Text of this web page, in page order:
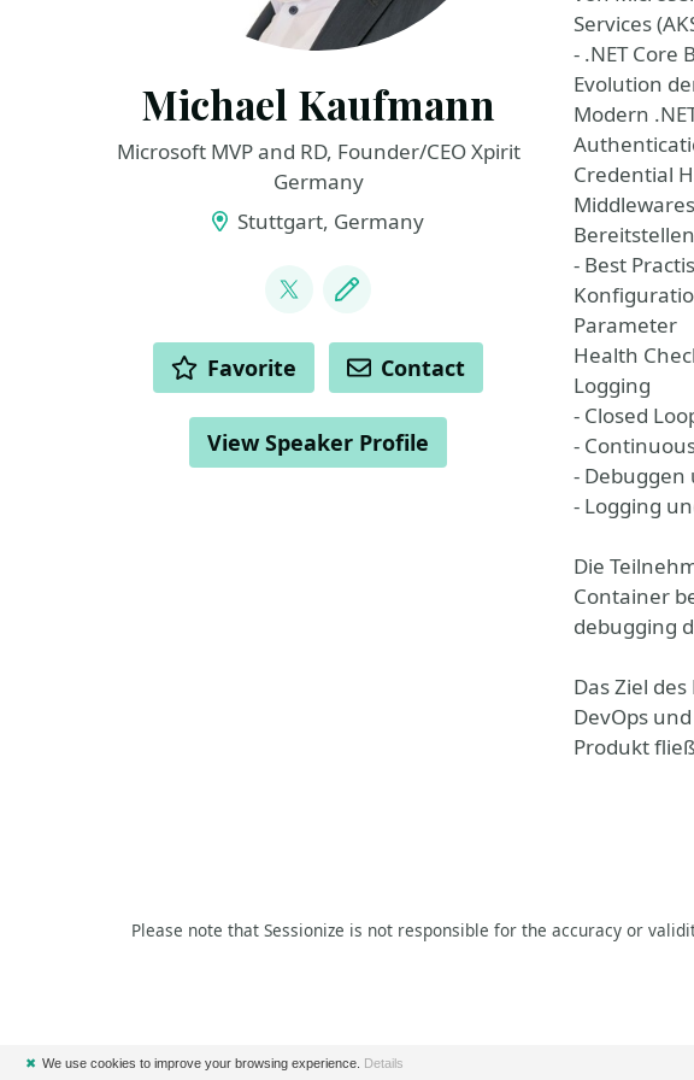
Services
- .NET Core
Evolution
Modern
Credential
Middlewares
- Best
Parameter
Health
Logging
- Closed
-
- Debuggen
- Logging
Die
Container
debugging
Das Ziel
DevOps
Produkt
Michael Kaufmann
Microsoft MVP and RD, Founder/CEO Xpirit
Germany
Stuttgart, Germany
@mike_kaufmann
Blog
ACTIONS Favorite Contact
View Speaker Profile
Please note that Sessionize is not responsible for the accuracy or
✖ We use cookies to improve your browsing experience. Details